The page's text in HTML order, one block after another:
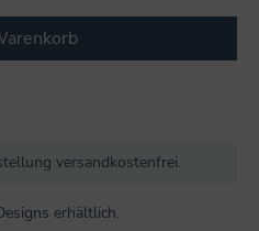
ein oder
versandkostenfrei.
erhältlich.